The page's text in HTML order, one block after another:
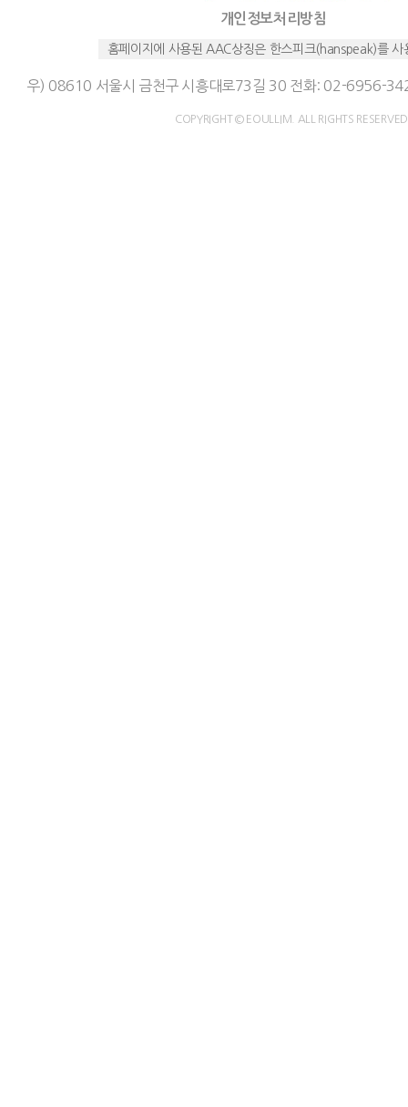
개인정보처리방침
홈페이지에 사용된 AAC상징은 한스피크(hanspeak)를 사
우) 08610 서울시 금천구 시흥대로73길 30 전화: 02-6956-
COPYRIGHT © EOULLIM. ALL RIGHTS RESERVED